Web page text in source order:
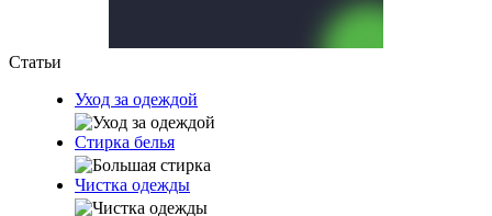
Статьи
Уход за одеждой
Стирка белья
Чистка одежды